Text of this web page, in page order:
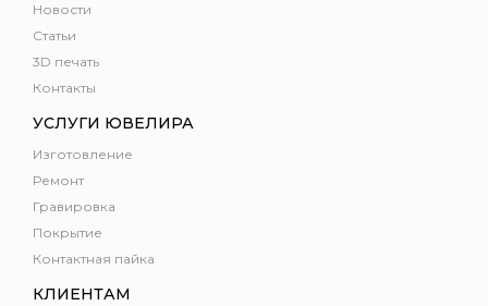
Новости
Статьи
3D печать
Контакты
УСЛУГИ ЮВЕЛИРА
Изготовление
Ремонт
Гравировка
Покрытие
Контактная пайка
КЛИЕНТАМ